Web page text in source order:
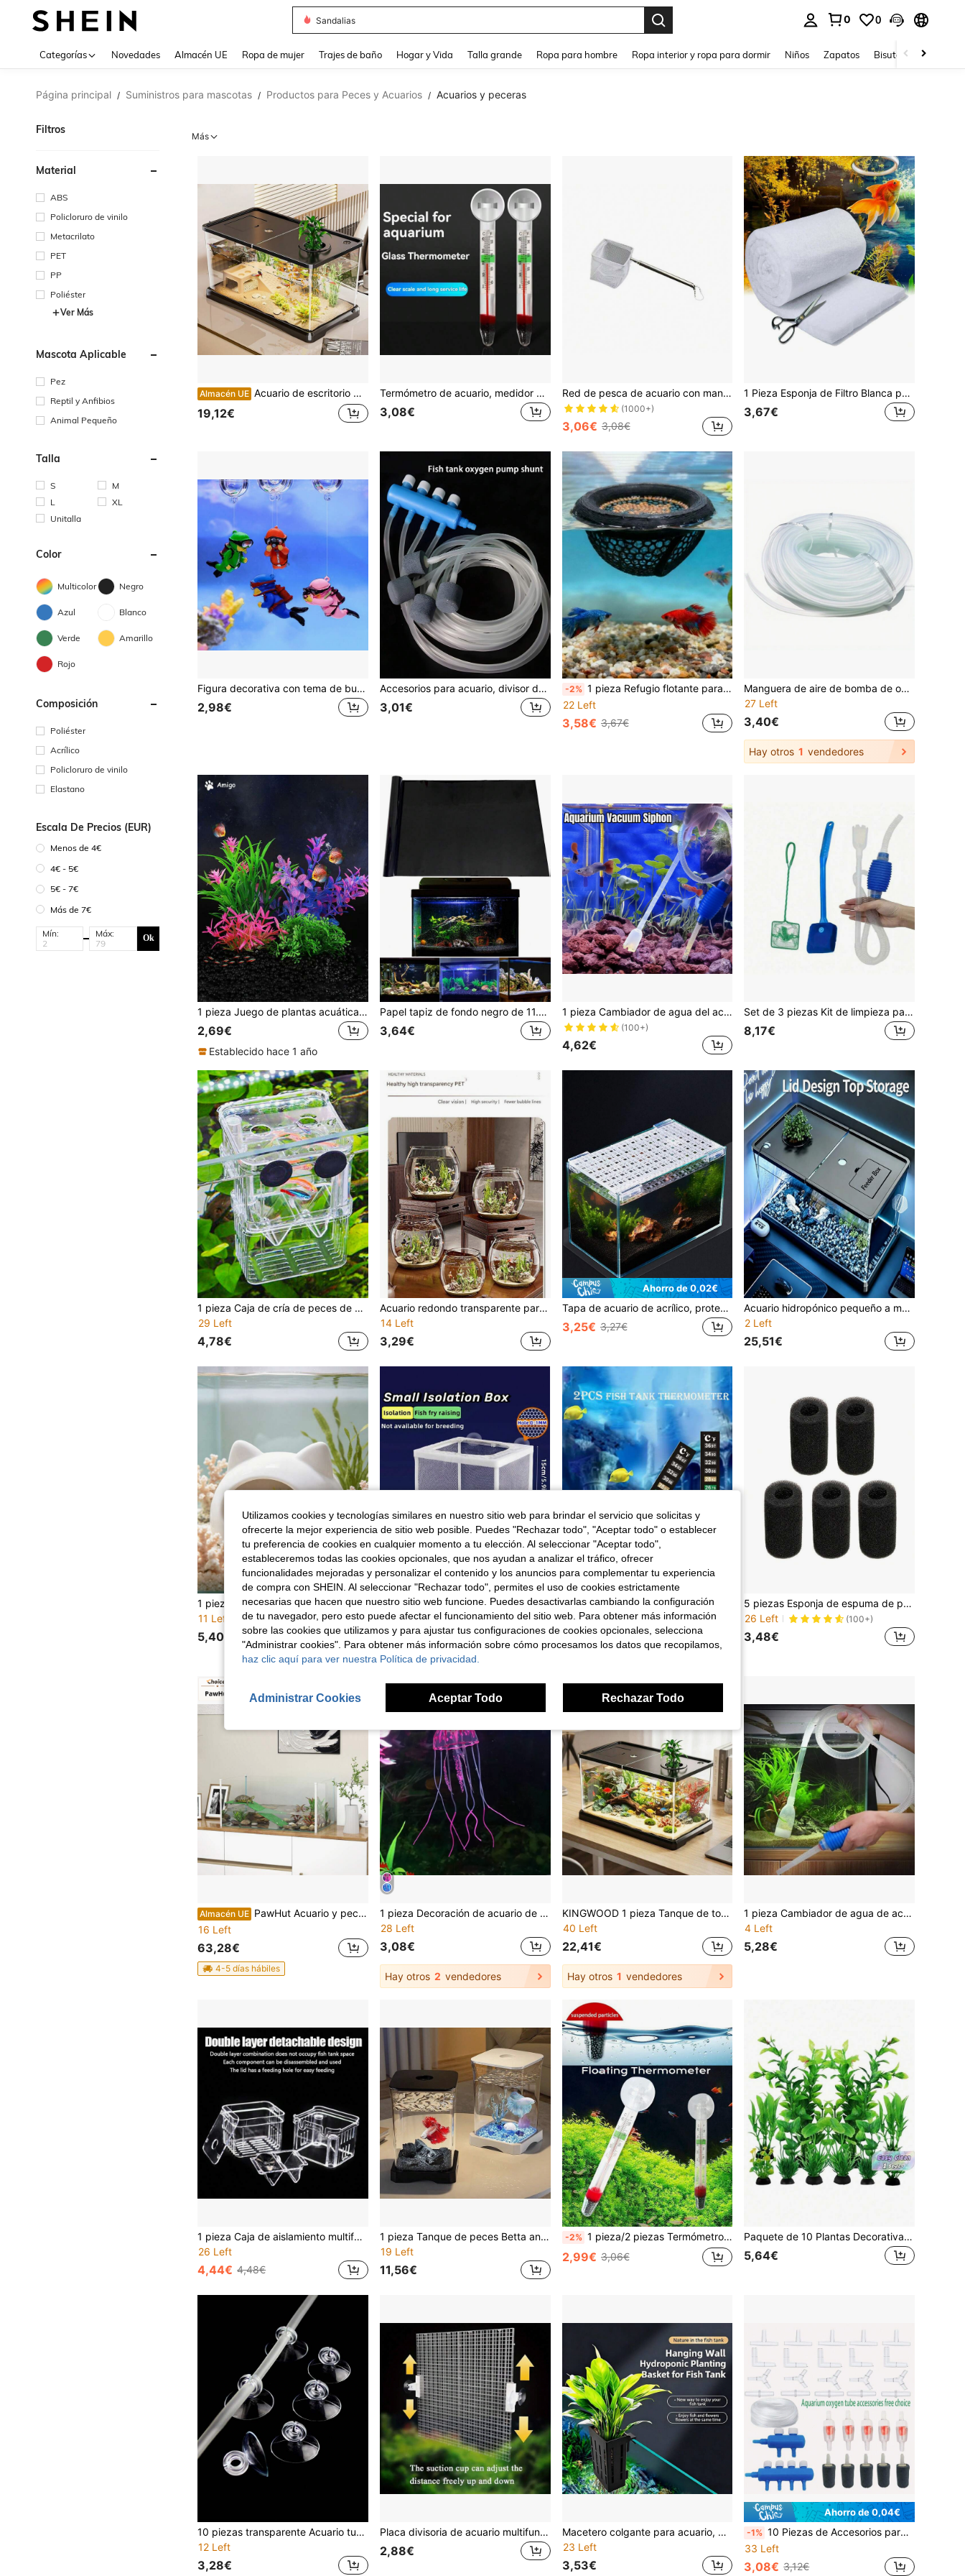
Sandalias
0 0
Categorías Novedades Almacén UE Ropa de mujer Trajes de baño Hogar y Vida Talla grande Ropa para hombre Ropa interior y ropa para dormir Niños Zapatos Bisutería Y
Página principal / Suministros para mascotas / Productos para Peces y Acuarios / Acuarios y peceras
Filtros
Material
ABS
Policloruro de vinilo
Metacrilato
PET
PP
Poliéster
Ver Más
Mascota Aplicable
Pez
Reptil y Anfibios
Animal Pequeño
Talla
S
M
L
XL
Unitalla
Color
Multicolor Negro
Azul Blanco
Verde Amarillo
Rojo
Composición
Poliéster
Acrílico
Policloruro de vinilo
Elastano
Escala De Precios (EUR)
Menos de 4€
4€ - 5€
5€ - 7€
Más de 7€
Mín: Máx: Ok
Más
Almacén UE Acuario de escritorio pequeño de acrílico transparente con tapa de plantas, tanque de acuario mini de autocirculación para Betta y peces dorados, acuario de paisaje de sobremesa para decoración del hogar y oficina
19,12€
Termómetro de acuario, medidor de temperatura del agua del acuario flotante de vidrio, termómetro de agua de alta precisión para tanque de tortuga, sin necesidad de carga, sin batería requerida
3,08€
Red de pesca de acuario con mango extensible - Equipo de pesca para atrapar peces y camarones, herramientas y accesorios de limpieza de tanques
(1000+)
3,06€ 3,08€
1 Pieza Esponja de Filtro Blanca para Acuario, Almohadilla de Filtro de Acuario, Excelente Rendimiento de Filtración, Almohadilla de Esponja de Filtro Blanca para Tanque de Peces, Adecuada para la Limpieza de Agua de la Mayoría de los Tanques de Peces
3,67€
Figura decorativa con tema de buceo, decoración artística, figura miniatura de buzo, accesorio creativo para paisajismo de acuario, decoración de buzo flotante azul para paisajismo de pecera
2,98€
Accesorios para acuario, divisor de bomba de aire, válvula de ajuste de flujo de aire, (disponible como juego de cabezal de división/cabezal de división + tubería + piedra de aire)
3,01€
-2% 1 pieza Refugio flotante para peces de acuario, cueva y hamaca, anillo de alimentación para alevines, bettas o camarones, accesorio decorativo de escondite y alimentación para acuario
22 Left
3,58€ 3,67€
Manguera de aire de bomba de oxígeno de acuario de silicona, piedra difusora de burbujas, tubo de bomba de estanque, material 4*6mm, 1m, 5m, 10m, 20m
27 Left
3,40€
Hay otros 1 vendedores
1 pieza Juego de plantas acuáticas artificiales de decoración para acuario, mundo submarino del paisaje, plantas de agua falsas de alta calidad (color de base aleatorio), adecuadas para decoración de acuario y pecera
2,69€
Establecido hace 1 año
Papel tapiz de fondo negro de 11.8 - 74.8 pulgadas, adecuado para acuarios, contenedores de vidrio de tanques de peces, accesorios decorativos y fondo de carteles de acuarios. También adecuado para el paisajismo de hábitats y refugios de acuáticos, anfibios y reptiles
3,64€
1 pieza Cambiador de agua del acuario, limpiador de grava por succión de agua, tubo para cambio de agua del acuario, disponible en múltiples estilos
(100+)
4,62€
Set de 3 piezas Kit de limpieza para acuario - Incluye sifón, red y cepillo esponja de doble cara para el mantenimiento del acuario
8,17€
1 pieza Caja de cría de peces de material PVC, caja de aislamiento de cría de peces de doble capa transparente, tanque de desove de acuario de incubadora
29 Left
4,78€
Acuario redondo transparente para peces Beta, decoración del hogar, acuario pequeño ornamental, acuario de escritorio
14 Left
3,29€
Ahorro de 0,02€
Tapa de acuario de acrílico, protector contra salpicaduras, placa divisoria para la parte superior e inferior del tanque de peces, soporte de acrílico transparente para la cubierta del acuario, que evita eficazmente que los peces salten
3,25€ 3,27€
Acuario hidropónico pequeño a mediano para el hogar con tapa, tanque transparente para cría de peces dorados para la sala de estar, pequeño tanque de tortuga de escritorio con paisaje
2 Left
25,51€
1 pieza Escondite de acuario con forma de cabeza de gato de dibujos animados suave y lindo, moldeado de una sola pieza con superficie lisa, blanco brillante e impermeable, diseño lateral con múltiples orificios para la circulación del agua, gran espacio hueco para la de peces y camarones, adecuado para Betta, pez cebra, camarón cristal, camarón cereza, cangrejo ermitaño y otros peces y camarones ornamentales pequeños, para acuario, combinar con arena de coral, grava y plantas acuáticas para crear un paisaje submarino natural, mini acuario de escritorio, adorno decorativo dedicado para acuario de peces ornamentales de escritorio, artesanía de decoración de acuario de estilo lindo y curativo
11 Left
5,40€
1 Pieza Caja De Aislamiento / Caja De Cría / Rejilla De Separación Para Peces Tropicales / Red De Protección Para Peces Heridos Flotantes En Acuarios
8 Left
5,28€
23 Left
3,08€
5 piezas Esponja de espuma de pre-filtro para filtro de tanque de peces de acuario de camarones y alevines
26 Left
(100+)
3,48€
Almacén UE PawHut Acuario y pecera
16 Left
63,28€
4-5 días hábiles
1 pieza Decoración de acuario de medusa fluorescente artificial de silicona roja, ornamento de paisaje marino subacuático (sin carga)
28 Left
3,08€
Hay otros 2 vendedores
KINGWOOD 1 pieza Tanque de tortuga grande transparente sellado con tapa, adecuado para la cría de peces y tortugas. Tanque de peces hidropónico para uso doméstico interior, alimentación de tortugas, acuario pequeño a mediano, tanque de peces dorados transparente
40 Left
22,41€
Hay otros 1 vendedores
1 pieza Cambiador de agua de acuario & Limpiador de arena, Conveniente intercambio de agua & Bomba de succión de limpieza de arena eficiente - Plástico duradero, Adecuado para tanques de peces
4 Left
5,28€
1 pieza Caja de aislamiento multifuncional para cría de peces de acuario, acuario claro de alta calidad, incubadora de eclosión de guppies doble
26 Left
4,44€ 4,48€
1 pieza Tanque de peces Betta antichoque creativo, pecera de plástico de paisajismo pequeña, acuario minimalista para peces de colores, tanque decorativo de escritorio grueso para peces pequeños, tanque de cría pequeño para reptiles
19 Left
11,56€
-2% 1 pieza/2 piezas Termómetro flotante de cristal para acuario
2,99€ 3,06€
Paquete de 10 Plantas Decorativas para Acuario Verdes, Plástico de Aspecto Natural, Texturas Realistas Duraderas y Fáciles de Limpiar, Ideal para Tanque de Peces, Betta, Camarones, Hábitat de Tortugas, Decoración Acuática para el Hogar y la Oficina
5,64€
10 piezas transparente Acuario tubo ventosa
12 Left
3,28€
Placa divisoria de acuario multifuncional de PVC - Fácil organización y separación de acuarios - Adecuada para todas las especies de peces
2,88€
Macetero colgante para acuario, macetero de pared para tanque de peces, macetero hidropónico, cesta colgante para plantas acuáticas, soporte colgante para plantas de decoración de acuario
23 Left
3,53€
Ahorro de 0,04€
-1% 10 Piezas de Accesorios para Bomba de Aire para Acuario - Contiene Tubería de Aire, Manguera de Tubería Estándar de Acuario de 3/16", Válvula de Control, Piedras de Aire, Piedra de Aire de Acuario, Conectores de Tubería de Aire de Acuario, Válvula en Línea de Plástico, Conectores en Y, L y T, Válvulas de Retención, Ventosas, Válvula de Control de Flujo de Aire de 2 Vías y 4 Vías para Acuario, Válvula Divisora para Acuario, Hidroponía, Estanque, Marisco
33 Left
3,08€ 3,12€
Utilizamos cookies y tecnologías similares en nuestro sitio web para brindar el servicio que solicitas y
ofrecerte la mejor experiencia de sitio web posible. Puedes "Rechazar todo", "Aceptar todo" o establecer
tu preferencia de cookies en cualquier momento a tu elección. Al seleccionar "Aceptar todo",
estableceremos todas las cookies opcionales, que nos ayudan a analizar el tráfico, ofrecer
funcionalidades mejoradas y personalizar el contenido y los anuncios para complementar tu experiencia
de compra con SHEIN. Al seleccionar "Rechazar todo", permites el uso de cookies estrictamente
necesarias que hacen que nuestro sitio web funcione. Puedes desactivarlas cambiando la configuración
de tu navegador, pero esto puede afectar el funcionamiento del sitio web. Para obtener más información
sobre las cookies que utilizamos y para ajustar tus configuraciones de cookies opcionales, selecciona
"Administrar cookies". Para obtener más información sobre cómo procesamos los datos que recopilamos,
haz clic aquí para ver nuestra Política de privacidad.
Administrar Cookies Aceptar Todo Rechazar Todo